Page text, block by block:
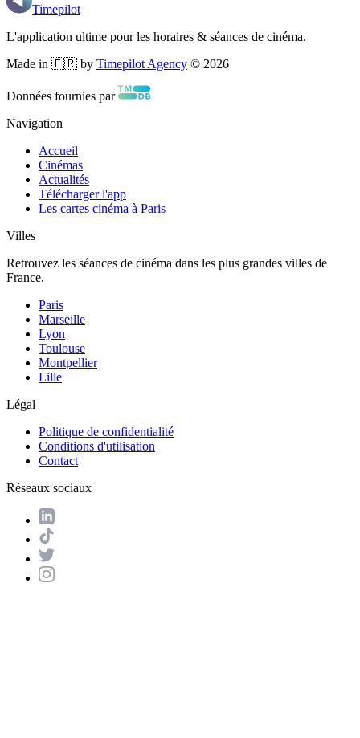
Timepilot
L'application ultime pour les horaires & séances de cinéma.
Made in 🇫🇷 by Timepilot Agency © 2026
Données fournies par
Navigation
Accueil
Cinémas
Actualités
Télécharger l'app
Les cartes cinéma à Paris
Villes
Retrouvez les séances de cinéma dans les plus grandes villes de
France.
Paris
Marseille
Lyon
Toulouse
Montpellier
Lille
Légal
Politique de confidentialité
Conditions d'utilisation
Contact
Réseaux sociaux